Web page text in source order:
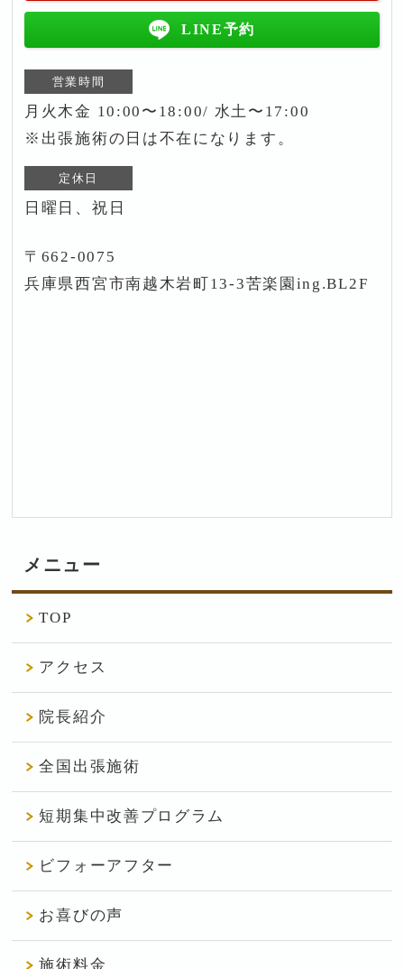
LINE予約
営業時間
月火木金 10:00〜18:00/ 水土〜17:00
※出張施術の日は不在になります。
定休日
日曜日、祝日
〒662-0075
兵庫県西宮市南越木岩町13-3苦楽園ing.BL2F
メニュー
TOP
アクセス
院長紹介
全国出張施術
短期集中改善プログラム
ビフォーアフター
お喜びの声
施術料金